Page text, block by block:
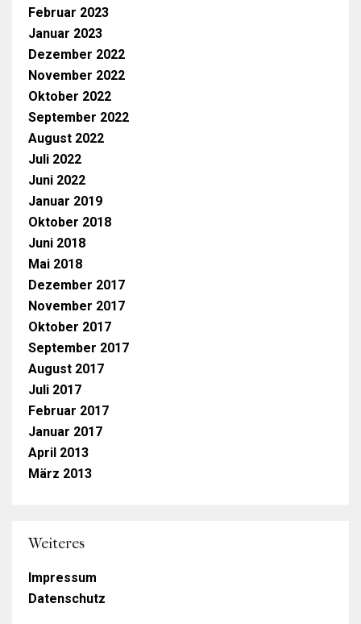
Februar 2023
Januar 2023
Dezember 2022
November 2022
Oktober 2022
September 2022
August 2022
Juli 2022
Juni 2022
Januar 2019
Oktober 2018
Juni 2018
Mai 2018
Dezember 2017
November 2017
Oktober 2017
September 2017
August 2017
Juli 2017
Februar 2017
Januar 2017
April 2013
März 2013
Weiteres
Impressum
Datenschutz